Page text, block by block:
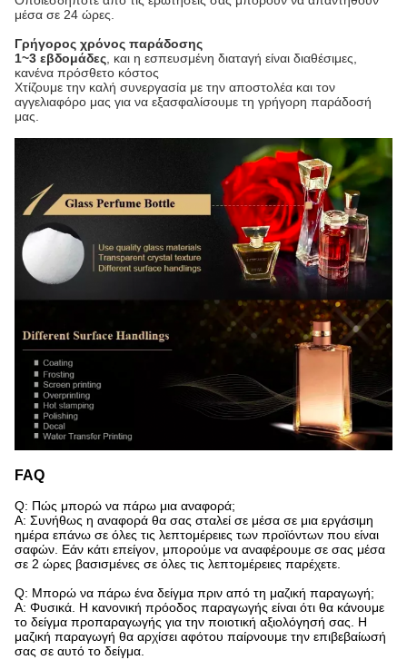
μέσα σε 24 ώρες.
Γρήγορος χρόνος παράδοσης
1~3 εβδομάδες , και η εσπευσμένη διαταγή είναι διαθέσιμες,
κανένα πρόσθετο κόστος
Χτίζουμε την καλή συνεργασία με την αποστολέα και τον
αγγελιαφόρο μας για να εξασφαλίσουμε τη γρήγορη παράδοσή
μας.
FAQ
Q: Πώς μπορώ να πάρω μια αναφορά;
Α: Συνήθως η αναφορά θα σας σταλεί σε μέσα σε μια εργάσιμη
ημέρα επάνω σε όλες τις λεπτομέρειες των προϊόντων που είναι
σαφών. Εάν κάτι επείγον, μπορούμε να αναφέρουμε σε σας μέσα
σε 2 ώρες βασισμένες σε όλες τις λεπτομέρειες παρέχετε.
Q: Μπορώ να πάρω ένα δείγμα πριν από τη μαζική παραγωγή;
Α: Φυσικά. Η κανονική πρόοδος παραγωγής είναι ότι θα κάνουμε
το δείγμα προπαραγωγής για την ποιοτική αξιολόγησή σας. Η
μαζική παραγωγή θα αρχίσει αφότου παίρνουμε την επιβεβαίωσή
σας σε αυτό το δείγμα.